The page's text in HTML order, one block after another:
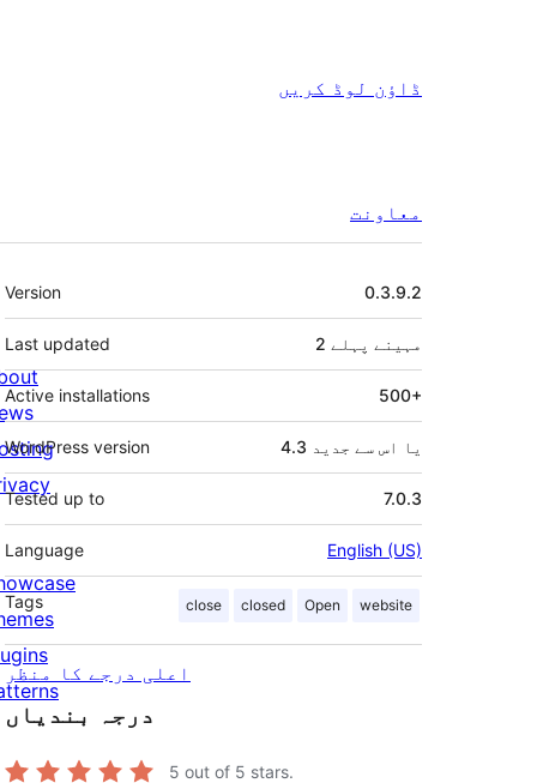
ڈاؤن لوڈ کریں
معاونت
میٹا
Version 0.3.9.2
Last updated 2 مہینے پہلے
Active installations 500+
WordPress version 4.3 یا اس سے جدید
Tested up to 7.0.3
Language English (US)
Tags close closed Open website
اعلی درجے کا منظر
درجہ بندیاں
5 out of 5 stars.